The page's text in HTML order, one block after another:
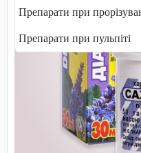
Препарати при
Препарати при пульпіті